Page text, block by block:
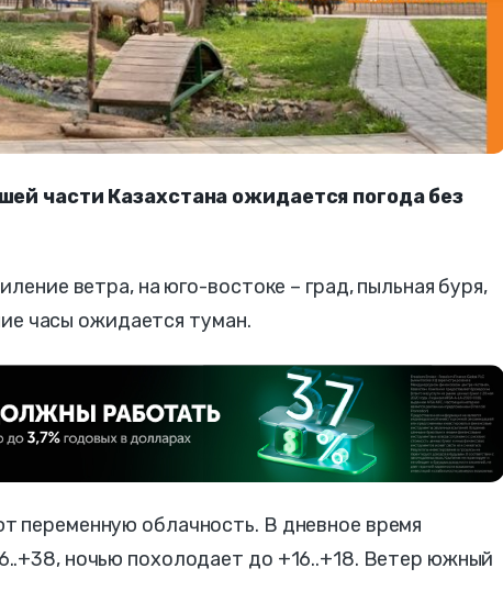
части Казахстана ожидается погода без
ветра, на юго-востоке – град, пыльная буря,
часы ожидается туман.
переменную облачность. В дневное время
ночью похолодает до +16..+18. Ветер южный